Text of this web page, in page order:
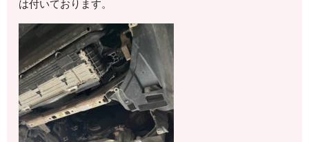
は付いております。